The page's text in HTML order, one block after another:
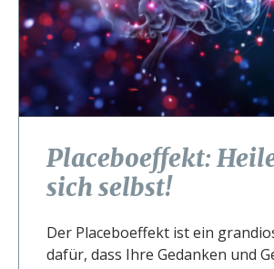
Placeboeffekt:
sich selbst!
Der Placeboeffekt ist ein
dafür, dass Ihre Gedanken und